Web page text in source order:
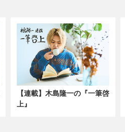
【連載】木島隆一の『一筆啓
上』